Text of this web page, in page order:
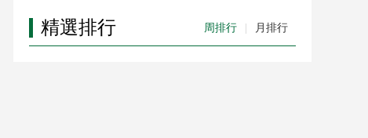
精選排行 周排行 月排行